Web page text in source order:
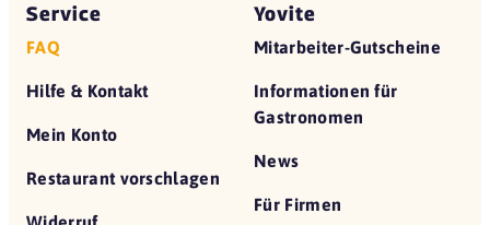
Service
FAQ
Hilfe & Kontakt
Mein Konto
Restaurant vorschlagen
Yovite
Mitarbeiter-Gutscheine
Informationen für
Gastronomen
News
Für Firmen